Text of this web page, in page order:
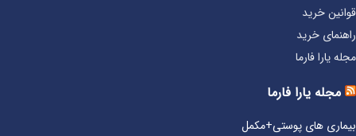
قوانین خرید
راهنمای خرید
مجله یارا فارما
مجله یارا فارما
بیماری‌ های پوستی+مکمل